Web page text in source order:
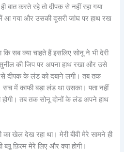
बात करते रहे तो दीपक से नहीं रहा गया
आ गया और उसकी दूसरी जांघ पर हाथ रख
सब क्या चाहते हैं इसलिए सोनू ने भी देरी
की जिप पर अपना हाथ रखा और उसे
दीपक के लंड को दबाने लगी। तब तक
में काफी बड़ा लंड था उसका। पता नहीं
तब तक सोनू दोनों के लंड अपने हाथ
का खेल देख रहा था। मेरी बीवी मेरे सामने ही
फ़िल्म मेरे लिए और क्या होगी।